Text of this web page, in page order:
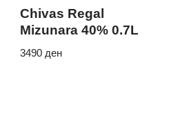
Chivas Regal
Mizunara 40% 0.7L
3490 ден